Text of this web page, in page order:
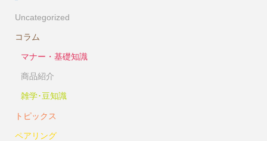
Uncategorized
コラム
マナー・基礎知識
商品紹介
雑学･豆知識
トピックス
ペアリング